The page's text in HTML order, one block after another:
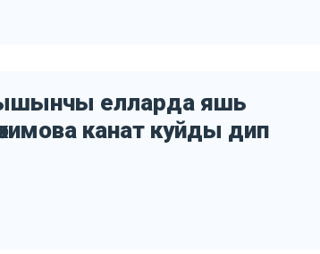
елларда яшь
канат куйды дип